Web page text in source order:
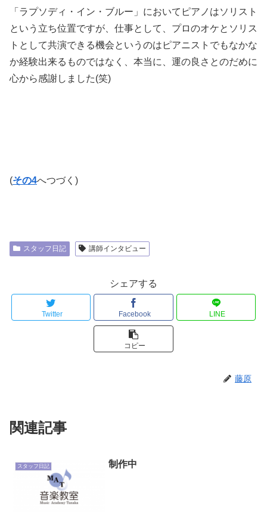
「ラプソディ・イン・ブルー」においてピアノはソリスト
という立ち位置ですが、 仕事として、プロのオケとソリス
トとして共演できる機会というのはピアニストでもなかな
か経験出来るものではなく、 本当に、運の良さとのだめに
心から感謝しました(笑)
(その4へつづく)
スタッフ日記 講師インタビュー
シェアする
Twitter Facebook LINE
コピー
藤原
関連記事
スタッフ日記 制作中